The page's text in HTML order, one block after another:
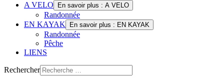
A VELO
En savoir plus : A VELO
Randonnée
EN KAYAK
En savoir plus : EN KAYAK
Randonnée
Pêche
LIENS
Rechercher